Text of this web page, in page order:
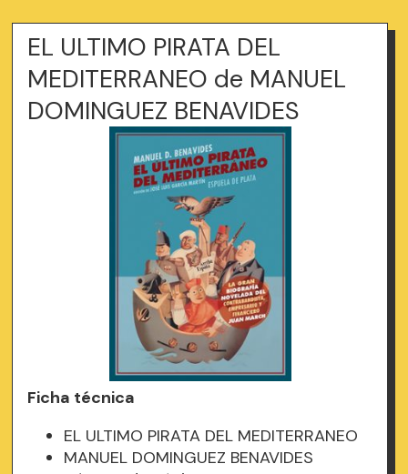
EL ULTIMO PIRATA DEL
MEDITERRANEO de MANUEL
DOMINGUEZ BENAVIDES
Ficha técnica
EL ULTIMO PIRATA DEL MEDITERRANEO
MANUEL DOMINGUEZ BENAVIDES